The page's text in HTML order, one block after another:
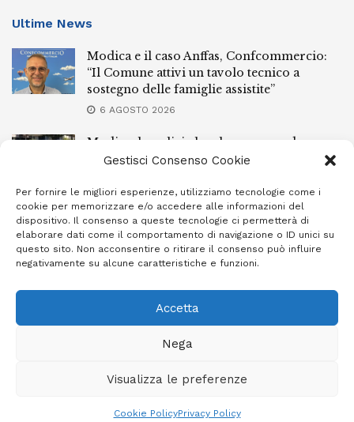
Gestisci Consenso Cookie
Per fornire le migliori esperienze, utilizziamo tecnologie come i
cookie per memorizzare e/o accedere alle informazioni del
dispositivo. Il consenso a queste tecnologie ci permetterà di
elaborare dati come il comportamento di navigazione o ID unici su
questo sito. Non acconsentire o ritirare il consenso può influire
negativamente su alcune caratteristiche e funzioni.
Accetta
Nega
Visualizza le preferenze
Cookie PolicyPrivacy Policy
Ultime News
Modica e il caso Anffas, Confcommercio:
“Il Comune attivi un tavolo tecnico a
sostegno delle famiglie assistite”
6 AGOSTO 2026
Modica, la polizia locale recupera due
ciclomotori rubati nascosti in un anfratto
Guardia di Finanza, il maggiore Migliaro
subentra al capitano Silvestri
6 AGOSTO 2026
Giornale Ibleo © 2023 - Powered byStudio Greco - Consulenza